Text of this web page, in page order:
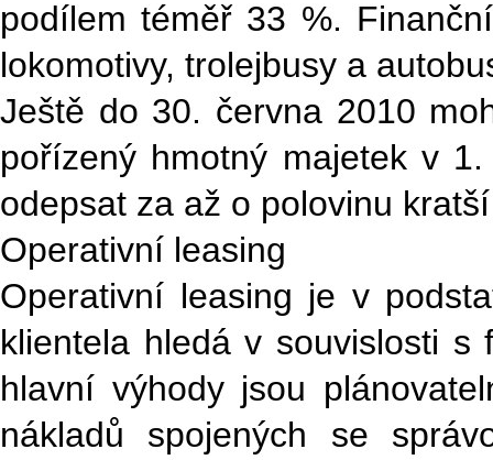
podílem téměř 33 %.
lokomotivy, trolejbusy a
Ještě do 30. června 2010
pořízený hmotný majetek v
odepsat za až o polovinu
Operativní leasing
Operativní leasing je v
klientela hledá v souvislosti s
hlavní výhody jsou
nákladů spojených se